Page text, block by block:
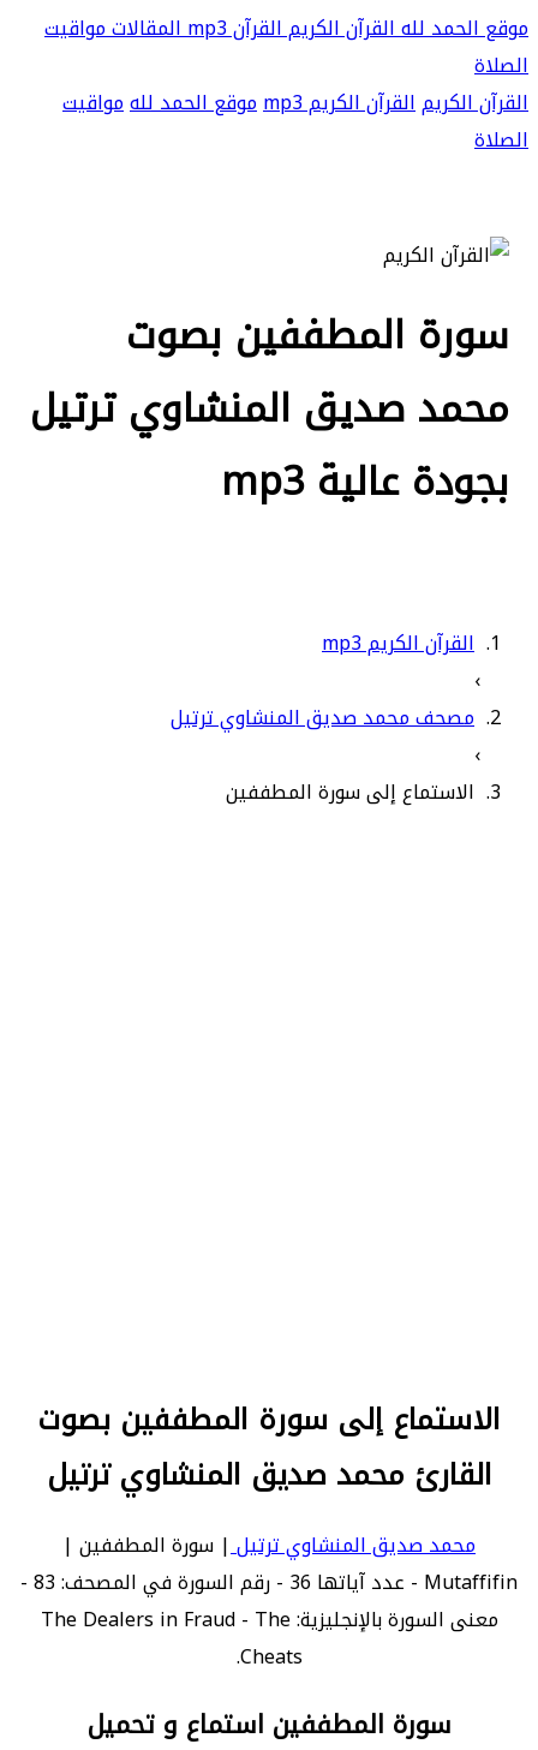
موقع الحمد للهالقرآن الكريمالقرآن mp3 المقالاتمواقيت
الصلاة
القرآن الكريمالقرآن الكريم mp3 موقع الحمد للهمواقيت
الصلاة
سورة المطففين بصوت
محمد صديق المنشاوي ترتيل
بجودة عالية mp3
القرآن الكريم mp3
›
مصحف محمد صديق المنشاوي ترتيل
›
الاستماع إلى سورة المطففين
الاستماع إلى سورة المطففين بصوت
القارئ محمد صديق المنشاوي ترتيل
محمد صديق المنشاوي ترتيل| سورة المطففين |
Mutaffifin - عدد آياتها 36 - رقم السورة في المصحف: 83 -
معنى السورة بالإنجليزية: The Dealers in Fraud - The
Cheats.
سورة المطففين استماع و تحميل